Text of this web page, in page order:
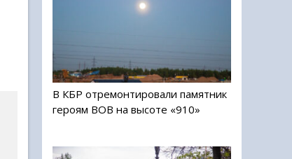
В КБР отремонтировали памятник
героям ВОВ на высоте «910»